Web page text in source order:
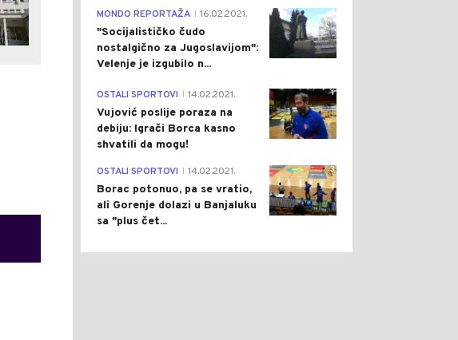
4
MONDO REPORTAŽA 16.02.2021.
"Socijalističko čudo
nostalgično za Jugoslavijom":
Velenje je izgubilo n...
1
OSTALI SPORTOVI 14.02.2021.
Vujović poslije poraza na
debiju: Igrači Borca kasno
shvatili da mogu!
3
OSTALI SPORTOVI 14.02.2021.
Borac potonuo, pa se vratio,
ali Gorenje dolazi u Banjaluku
sa "plus čet...